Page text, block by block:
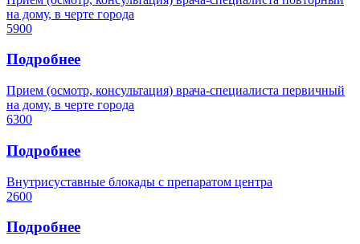
на дому, в черте города
5900
Подробнее
Прием (осмотр, консультация) врача-специалиста первичный
на дому, в черте города
6300
Подробнее
Внутрисуставные блокады с препаратом центра
2600
Подробнее